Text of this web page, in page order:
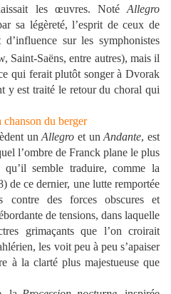
les œuvres. Noté Allegro
sa légèreté, l’esprit de ceux de
sur les symphonistes
Saint-Saëns, entre autres), mais il
qui ferait plutôt songer à Dvorak
y est traité le retour du choral qui
unAllegro et unAndante, est
l’ombre de Franck plane le plus
qu’il semble traduire, comme la
de ce dernier, une lutte remportée
contre des forces obscures et
de tensions, dans laquelle
grimaçants que l’on croirait
les voit peu à peu s’apaiser
à la clarté plus majestueuse que